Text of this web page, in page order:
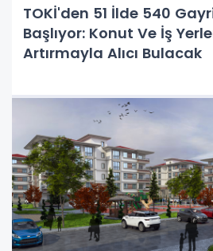
TOKİ'den 51 İlde 540
Başlıyor: Konut Ve İş
Artırmayla Alıcı Bulacak